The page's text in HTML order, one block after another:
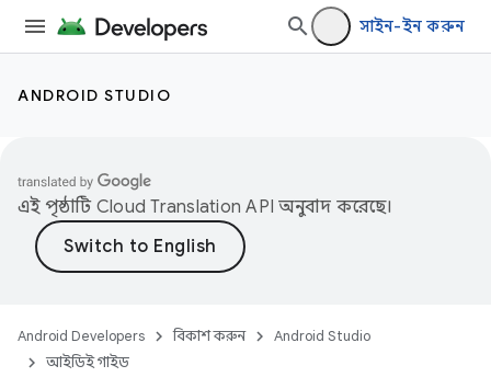
সাইন-ইন করুন
ANDROID STUDIO
এই পৃষ্ঠাটি Cloud Translation API অনুবাদ করেছে।
Android Developers বিকাশ করুন
Android Studio
আইডিই গাইড